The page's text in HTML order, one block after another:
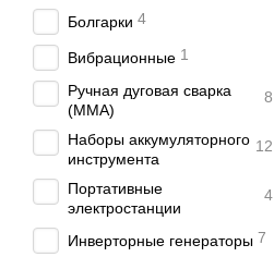
Болгарки 4
Вибрационные 1
Ручная дуговая сварка
(MMA)
8
Наборы аккумуляторного
инструмента
12
Портативные
электростанции
4
Инверторные генераторы 7